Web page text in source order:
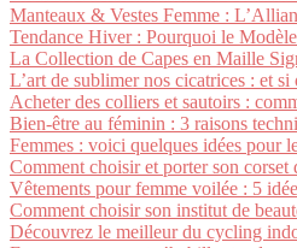
Manteaux & Vestes Femme :
Tendance Hiver : Pourquoi le
La Collection de Capes en Maille
L’art de sublimer nos cicatrices : et
Acheter des colliers et sautoirs :
Bien-être au féminin : 3 raisons
Femmes : voici quelques idées pour
Comment choisir et porter son
Vêtements pour femme voilée : 5
Comment choisir son institut de
Découvrez le meilleur du cycling